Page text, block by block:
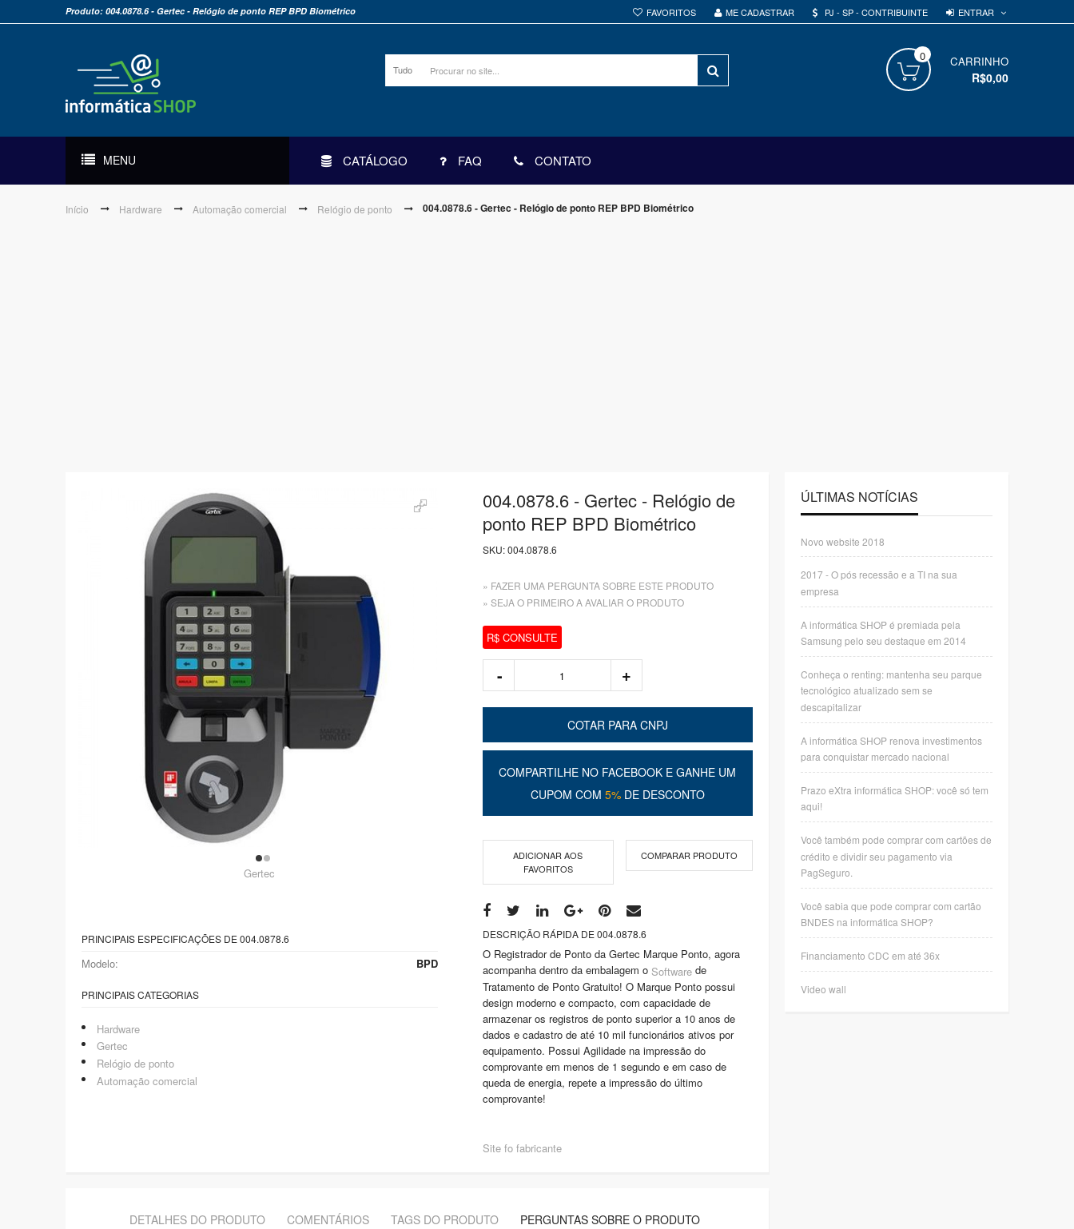
FAVORITOS ME CADASTRAR PJ - SP - CONTRIBUINTE ENTRAR
Produto: 004.0878.6 - Gertec - Relógio de ponto REP BPD Biométrico
Tudo
CARRINHO
0
R$0,00
MENU CATÁLOGO FAQ CONTATO
Início Hardware Automação comercial Relógio de ponto 004.0878.6 - Gertec - Relógio de ponto REP BPD Biométrico
Gertec
PRINCIPAIS ESPECIFICAÇÕES DE 004.0878.6
Modelo: BPD
PRINCIPAIS CATEGORIAS
Hardware
Gertec
Relógio de ponto
Automação comercial
004.0878.6 - Gertec - Relógio de
ponto REP BPD Biométrico
SKU:004.0878.6
» FAZER UMA PERGUNTA SOBRE ESTE PRODUTO
» SEJA O PRIMEIRO A AVALIAR O PRODUTO
R$ CONSULTE
COTAR PARA CNPJ
COMPARTILHE NO FACEBOOK E GANHE UM
CUPOM COM 5%DE DESCONTO
ADICIONAR AOS
FAVORITOS
COMPARAR PRODUTO
DESCRIÇÃO RÁPIDA DE 004.0878.6
O Registrador de Ponto da Gertec Marque Ponto, agora
acompanha dentro da embalagem o Softwarede
Tratamento de Ponto Gratuito! O Marque Ponto possui
design moderno e compacto, com capacidade de
armazenar os registros de ponto superior a 10 anos de
dados e cadastro de até 10 mil funcionários ativos por
equipamento. Possui Agilidade na impressão do
comprovante em menos de 1 segundo e em caso de
queda de energia, repete a impressão do último
comprovante!
Site fo fabricante
DETALHES DO PRODUTO COMENTÁRIOS TAGS DO PRODUTO PERGUNTAS SOBRE O PRODUTO
ÚLTIMAS NOTÍCIAS
Novo website 2018
2017 - O pós recessão e a TI na sua
empresa
A informática SHOP é premiada pela
Samsung pelo seu destaque em 2014
Conheça o renting: mantenha seu parque
tecnológico atualizado sem se
descapitalizar
A informática SHOP renova investimentos
para conquistar mercado nacional
Prazo eXtra informática SHOP: você só tem
aqui!
Você também pode comprar com cartões de
crédito e dividir seu pagamento via
PagSeguro.
Você sabia que pode comprar com cartão
BNDES na informática SHOP?
Financiamento CDC em até 36x
Video wall